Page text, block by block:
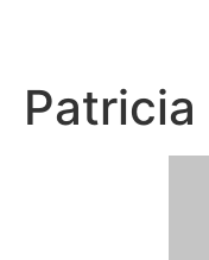
Patricia